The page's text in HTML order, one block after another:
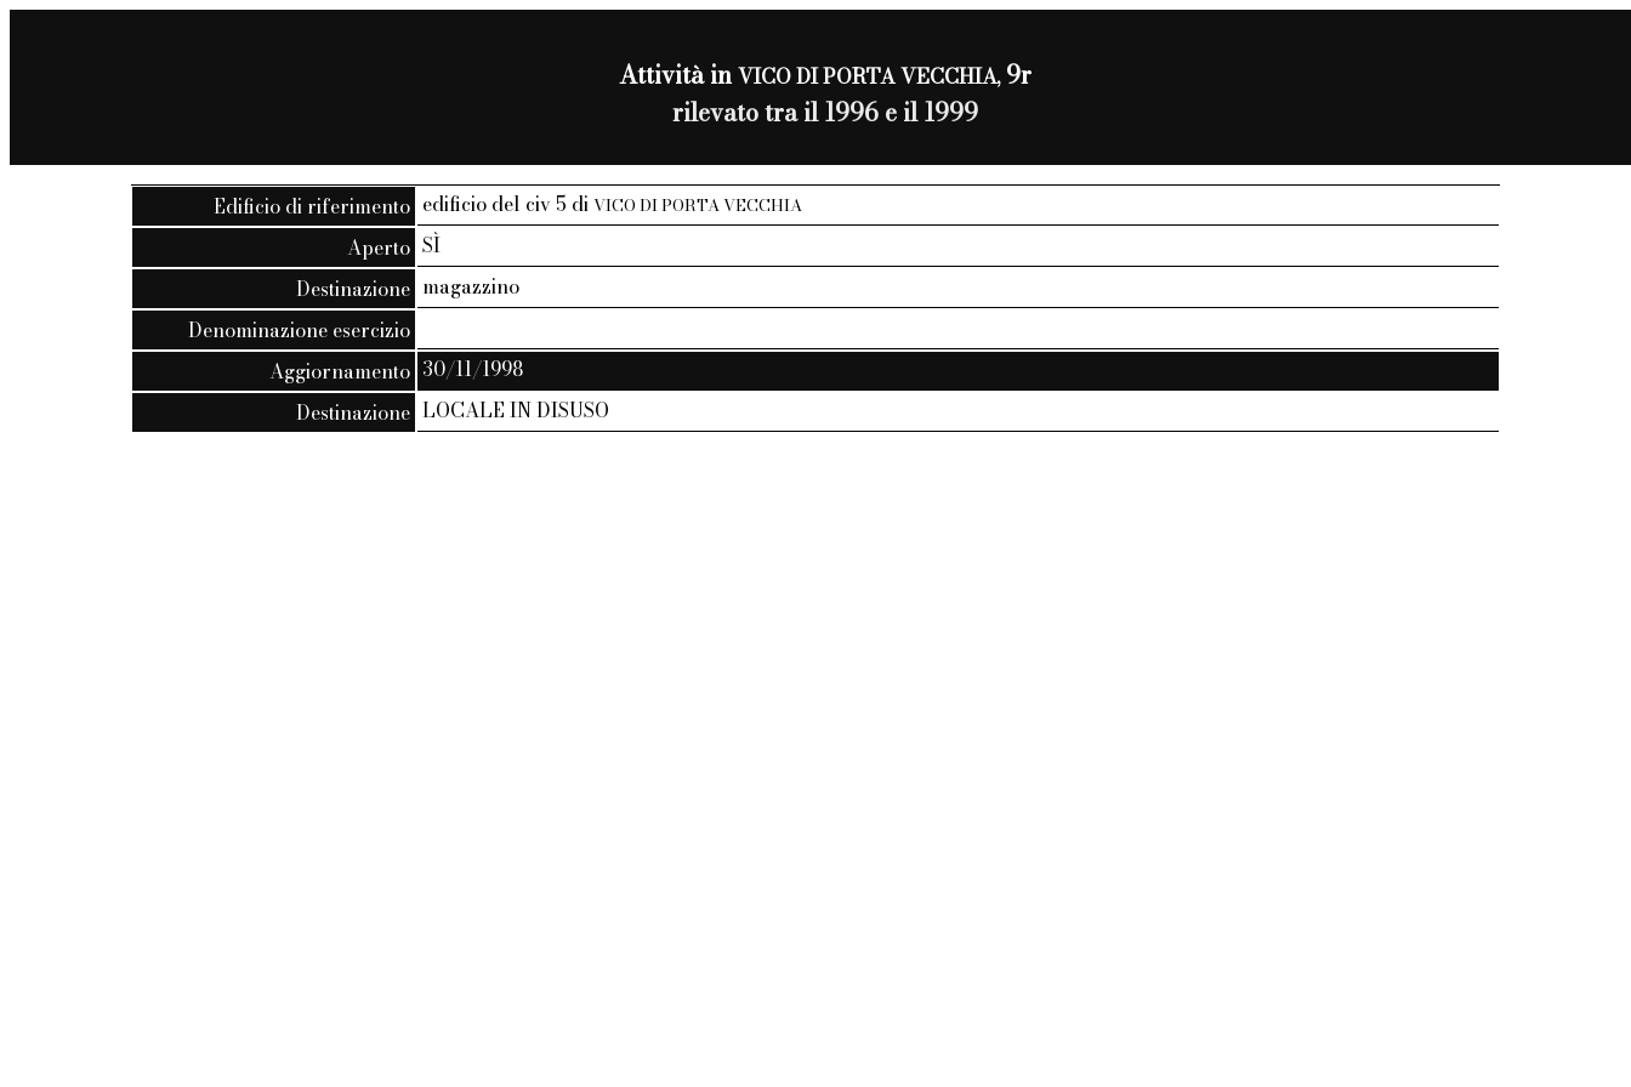
Attività inVICO DI PORTA VECCHIA,9r
rilevato tra il 1996 e il 1999
Edificio di riferimento edificio del civ 5 diVICO DI PORTA VECCHIA
Aperto SÌ
Destinazione magazzino
Denominazione esercizio
Aggiornamento 30/11/1998
Destinazione LOCALE IN DISUSO